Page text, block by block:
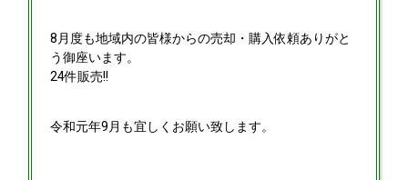
8月度も地域内の皆様からの売却・購入依頼ありがと
う御座います。
24件販売!!
令和元年9月も宜しくお願い致します。